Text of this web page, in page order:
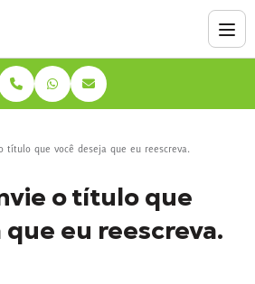
título que você deseja que eu reescreva.
o título que
eu reescreva.